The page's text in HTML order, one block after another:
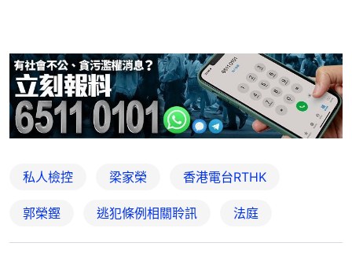
私人檢控 梁家榮 香港電台RTHK
郭榮鏗 逃犯條例相關聆訊 法庭